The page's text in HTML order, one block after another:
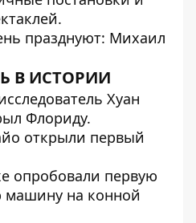
празднуют: Михаил
В ИСТОРИИ
Хуан
Флориду.
открыли первый
опробовали первую
на конной